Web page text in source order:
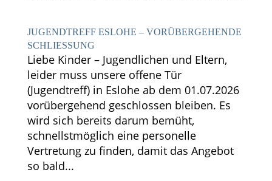
JUGENDTREFF ESLOHE – ­VORÜBERGEHENDE
SCHLIESSUNG
Liebe Kinder – Jugendlichen und Eltern,
leider muss unsere offene Tür
(Jugendtreff) in Eslohe ab dem 01.07.2026
vorübergehend geschlossen bleiben. Es
wird sich bereits darum bemüht,
schnellstmöglich eine personelle
Vertretung zu finden, damit das Angebot
so bald...